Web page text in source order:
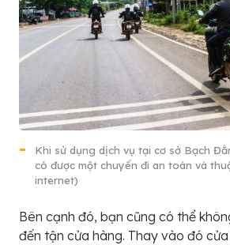
Khi sử dụng dịch vụ tại cơ sở Bạch
có được một chuyến đi an toàn và
internet)
Bên cạnh đó, bạn cũng có thể
đến tận cửa hàng. Thay vào đó